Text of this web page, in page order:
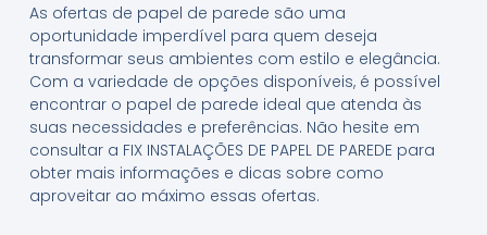
As ofertas de papel de parede são uma
oportunidade imperdível para quem deseja
transformar seus ambientes com estilo e elegância.
Com a variedade de opções disponíveis, é possível
encontrar o papel de parede ideal que atenda às
suas necessidades e preferências. Não hesite em
consultar a FIX INSTALAÇÕES DE PAPEL DE PAREDE para
obter mais informações e dicas sobre como
aproveitar ao máximo essas ofertas.